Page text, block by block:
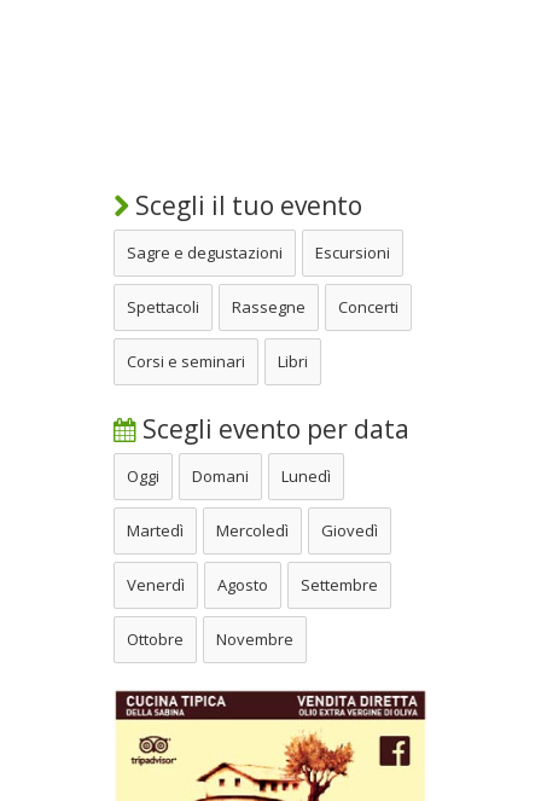
Scegli il tuo evento
Sagre e degustazioni Escursioni
Spettacoli Rassegne Concerti
Corsi e seminari Libri
Scegli evento per data
Oggi Domani Lunedì
Martedì Mercoledì Giovedì
Venerdì Agosto Settembre
Ottobre Novembre